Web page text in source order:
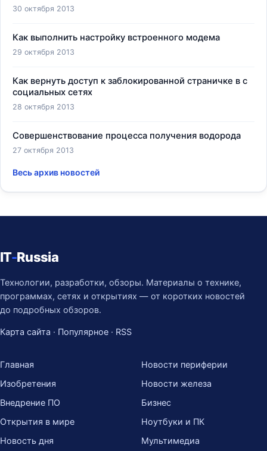
30 октября 2013
Как выполнить настройку встроенного модема
29 октября 2013
Как вернуть доступ к заблокированной страничке в с
социальных сетях
28 октября 2013
Совершенствование процесса получения водорода
27 октября 2013
Весь архив новостей
IT-Russia
Технологии, разработки, обзоры. Материалы о технике,
программах, сетях и открытиях — от коротких новостей
до подробных обзоров.
Карта сайта · Популярное · RSS
Главная
Изобретения
Внедрение ПО
Открытия в мире
Новость дня
Новости периферии
Новости железа
Бизнес
Ноутбуки и ПК
Мультимедиа